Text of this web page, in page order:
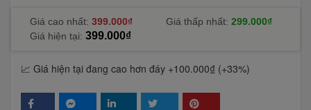
Giá cao nhất: 399.000₫ Giá thấp nhất: 299.000₫
Giá hiện tại: 399.000₫
📈 Giá hiện tại đang cao hơn đáy +100.000₫ (+33%)